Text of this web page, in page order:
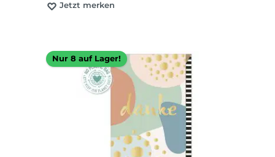
Jetzt merken
Nur 8 auf Lager!